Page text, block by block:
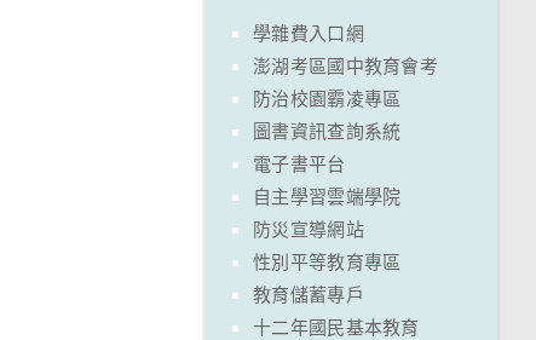
學雜費入口網
澎湖考區國中教育會考
防治校園霸凌專區
圖書資訊查詢系統
電子書平台
自主學習雲端學院
防災宣導網站
性別平等教育專區
教育儲蓄專戶
十二年國民基本教育